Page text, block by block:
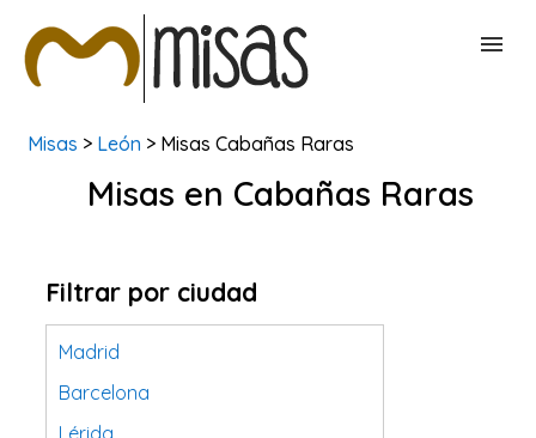
BUSCAR MISAS
Misas > León > Misas Cabañas Raras
Misas en Cabañas Raras
Filtrar por ciudad
Madrid
Barcelona
Lérida